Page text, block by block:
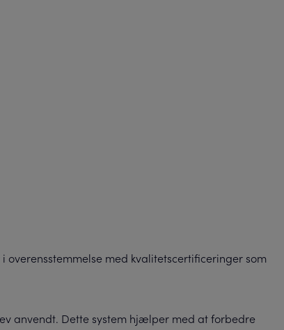
med kvalitetscertificeringer som
anvendt. Dette system hjælper med at forbedre